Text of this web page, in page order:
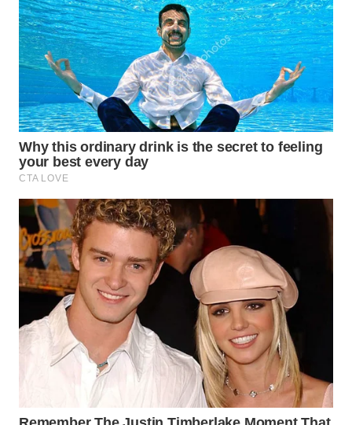
WAHANANEWS
CO ID
WAHANANEWS
NET
WAHANA
SPORT
WAHANA
UMKM
WAHANA
SELEB
WAHANA
PERSONA
WAHANA
WAHANA